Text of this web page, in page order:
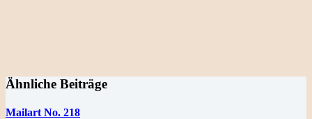
Ähnliche Beiträge
Mailart No. 218